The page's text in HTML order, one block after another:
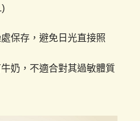
保存，避免日光直接照
奶，不適合對其過敏體質